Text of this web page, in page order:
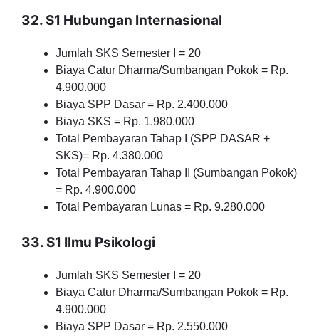
32. S1 Hubungan Internasional
Jumlah SKS Semester I = 20
Biaya Catur Dharma/Sumbangan Pokok = Rp.
4.900.000
Biaya SPP Dasar = Rp. 2.400.000
Biaya SKS = Rp. 1.980.000
Total Pembayaran Tahap I (SPP DASAR +
SKS)= Rp. 4.380.000
Total Pembayaran Tahap II (Sumbangan Pokok)
= Rp. 4.900.000
Total Pembayaran Lunas = Rp. 9.280.000
33. S1 Ilmu Psikologi
Jumlah SKS Semester I = 20
Biaya Catur Dharma/Sumbangan Pokok = Rp.
4.900.000
Biaya SPP Dasar = Rp. 2.550.000